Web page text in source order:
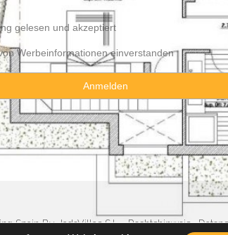
gelesen und akzeptiert
Werbeinformationen einverstanden
Spain By JadeVillas S.L. ·Rechtshinweis·